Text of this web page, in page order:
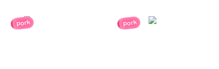
pork pork